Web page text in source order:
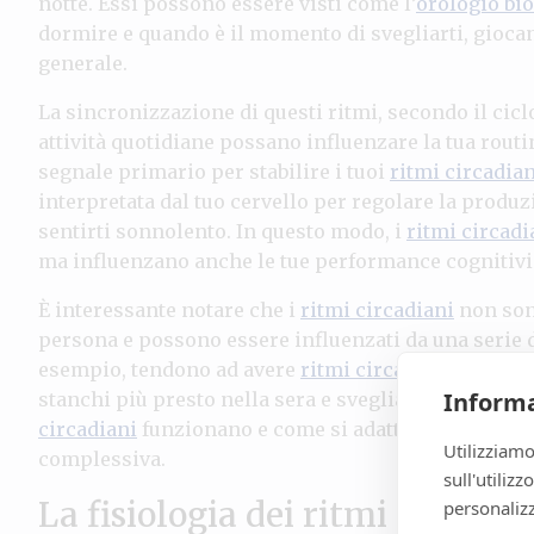
dormire e quando è il momento di svegliarti,
generale.
La sincronizzazione di questi ritmi, secondo il
attività quotidiane possano influenzare la tua
segnale primario per stabilire i tuoi ritmi
interpretata dal tuo cervello per regolare la
sentirti sonnolento. In questo modo, i ritmi
ma influenzano anche le tue performance
È interessante notare che i ritmi circadiani non
persona e possono essere influenzati da una
esempio, tendono ad avere ritmi circadiani
stanchi più presto nella sera e svegliarsi più
circadiani funzionano e come si adattino al tuo
complessiva.
La fisiologia dei ritmi